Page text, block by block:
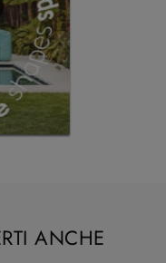
ANCHE